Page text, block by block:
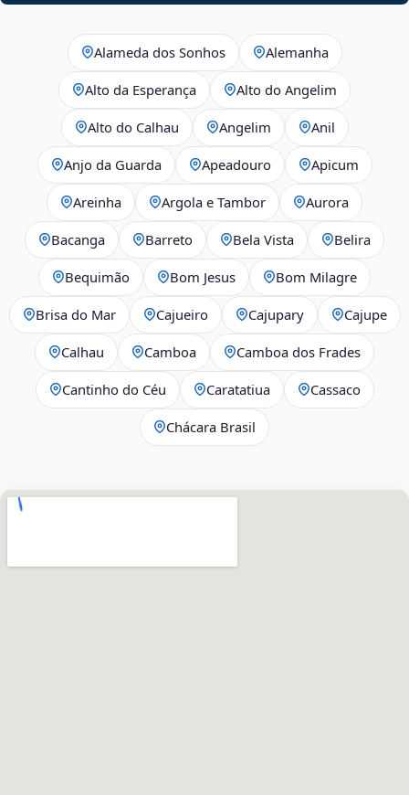
Alameda dos Sonhos Alemanha
Alto da Esperança Alto do Angelim
Alto do Calhau Angelim Anil
Anjo da Guarda Apeadouro Apicum
Areinha Argola e Tambor Aurora
Bacanga Barreto Bela Vista Belira
Bequimão Bom Jesus Bom Milagre
Brisa do Mar Cajueiro Cajupary Cajupe
Calhau Camboa Camboa dos Frades
Cantinho do Céu Caratatiua Cassaco
Chácara Brasil